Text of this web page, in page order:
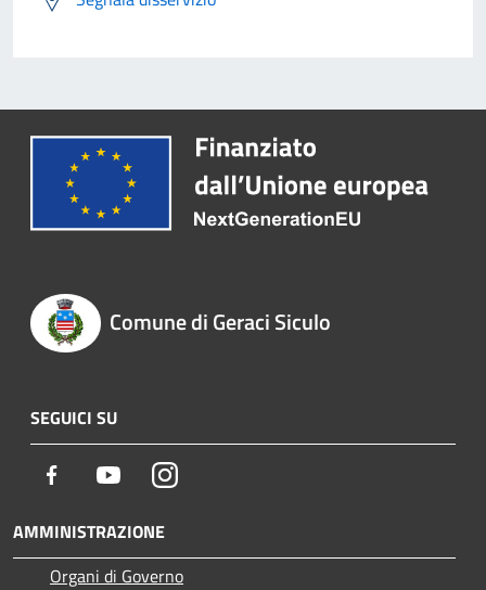
Comune di Geraci Siculo
SEGUICI SU
Facebook YoutubeInstagram
AMMINISTRAZIONE
Organi di Governo